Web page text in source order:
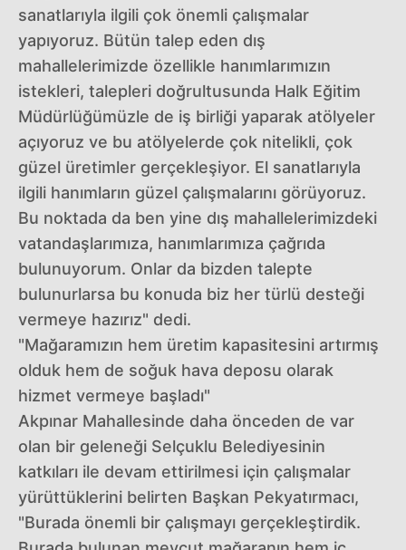
sanatlarıyla ilgili çok önemli çalışmalar
yapıyoruz. Bütün talep eden dış
mahallelerimizde özellikle hanımlarımızın
istekleri, talepleri doğrultusunda Halk Eğitim
Müdürlüğümüzle de iş birliği yaparak atölyeler
açıyoruz ve bu atölyelerde çok nitelikli, çok
güzel üretimler gerçekleşiyor. El sanatlarıyla
ilgili hanımların güzel çalışmalarını görüyoruz.
Bu noktada da ben yine dış mahallelerimizdeki
vatandaşlarımıza, hanımlarımıza çağrıda
bulunuyorum. Onlar da bizden talepte
bulunurlarsa bu konuda biz her türlü desteği
vermeye hazırız" dedi.
"Mağaramızın hem üretim kapasitesini artırmış
olduk hem de soğuk hava deposu olarak
hizmet vermeye başladı"
Akpınar Mahallesinde daha önceden de var
olan bir geleneği Selçuklu Belediyesinin
katkıları ile devam ettirilmesi için çalışmalar
yürüttüklerini belirten Başkan Pekyatırmacı,
"Burada önemli bir çalışmayı gerçekleştirdik.